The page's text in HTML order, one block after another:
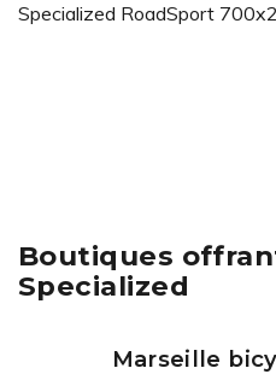
Specialized RoadSport
Boutiques
Specialized
Marseille